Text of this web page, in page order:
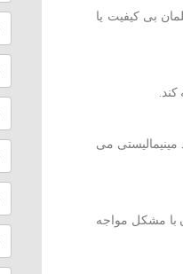
بی کیفیت یا
می
با مشکل مواجه